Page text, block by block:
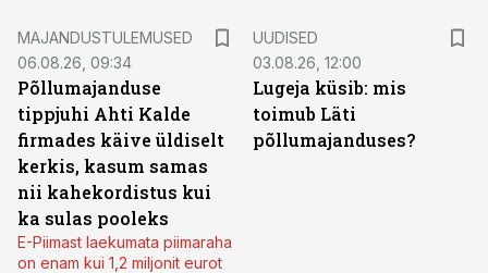
MAJANDUSTULEMUSED
06.08.26, 09:34
Põllumajanduse
tippjuhi Ahti Kalde
firmades käive üldiselt
kerkis, kasum samas
nii kahekordistus kui
ka sulas pooleks
E-Piimast laekumata piimaraha
on enam kui 1,2 miljonit eurot
UUDISED
03.08.26, 12:00
Lugeja küsib: mis
toimub Läti
põllumajanduses?